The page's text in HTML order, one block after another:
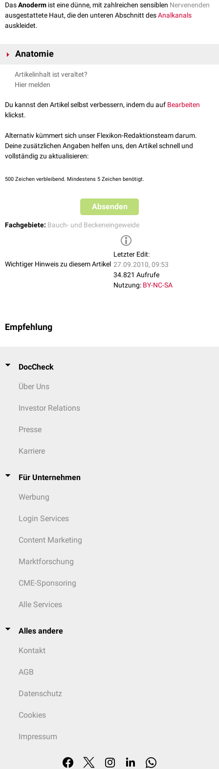
DasAnoderm ist eine dünne, mit zahlreichen sensiblen Nervenenden
ausgestattete Haut, die den unteren Abschnitt desAnalkanals
auskleidet.
Anatomie
Das Anoderm ist ektodermalen
unverhorntem
Plattenepithel.
Das Anoderm trägt keine
Darmgasen undFäzeszu differenzieren und auch die Konsistenz der
Fäzes sicher einzuschätzen.
Artikelinhalt ist veraltet?
Hier melden
Du kannst den Artikel selbst verbessern, indem du auf Bearbeiten
klickst.
Alternativ kümmert sich unser Flexikon-Redaktionsteam darum.
Deine zusätzlichen Angaben helfen uns, den Artikel schnell und
vollständig zu aktualisieren:
500 Zeichen verbleibend. Mindestens 5 Zeichen benötigt.
Absenden
Fachgebiete: Bauch- und Beckeneingeweide
Wichtiger Hinweis zu diesem Artikel
Letzter Edit:
27.09.2010, 09:53
34.821 Aufrufe
Nutzung: BY-NC-SA
Empfehlung
DocCheck
Über Uns
Investor Relations
Presse
Karriere
Für Unternehmen
Werbung
Login Services
Content Marketing
Marktforschung
CME-Sponsoring
Alle Services
Alles andere
Kontakt
AGB
Datenschutz
Cookies
Impressum